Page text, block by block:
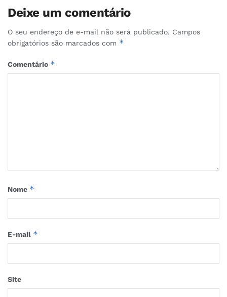
Deixe um comentário
O seu endereço de e-mail não será publicado. Campos
obrigatórios são marcados com *
Comentário *
Nome *
E-mail *
Site